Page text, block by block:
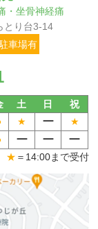
・坐骨神経痛
とり台3-14
車場有
土 日
祝
★ ー
★
ー ー ー
★ ＝14:00まで受付